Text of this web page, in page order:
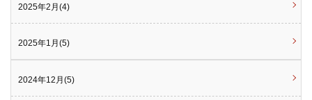
2025年2月(4)
2025年1月(5)
2024年12月(5)